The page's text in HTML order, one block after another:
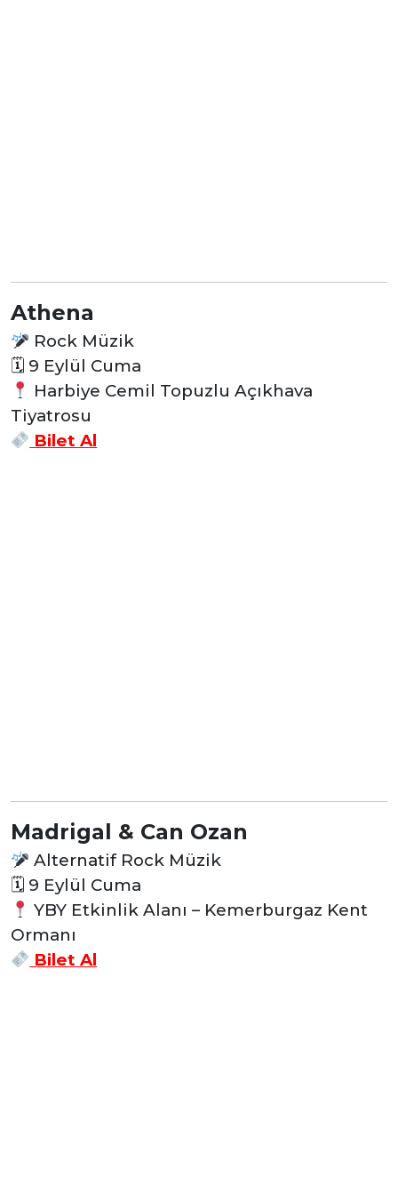
Athena
Rock Müzik
🗓 9 Eylül Cuma
Harbiye Cemil Topuzlu Açıkhava
Tiyatrosu
Bilet Al
Madrigal & Can Ozan
Alternatif Rock Müzik
🗓 9 Eylül Cuma
YBY Etkinlik Alanı – Kemerburgaz Kent
Ormanı
Bilet Al